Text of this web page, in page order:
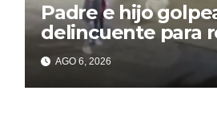
Padre e hijo
delincuente para
un celular robado
AGO 6, 2026